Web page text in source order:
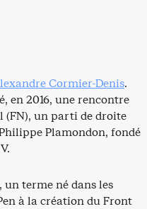
Cormier-Denis.
en 2016, une rencontre
(FN), un parti de droite
Plamondon, fondé
terme né dans les
à la création du Front